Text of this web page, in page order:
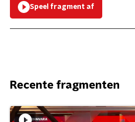
Speel fragment af
Recente fragmenten